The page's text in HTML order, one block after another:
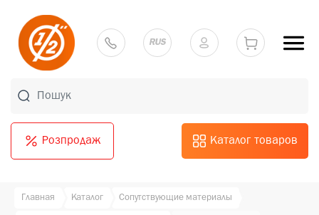
Розпродаж Каталог товаров
RUS
Главная Каталог Сопутствующие материалы